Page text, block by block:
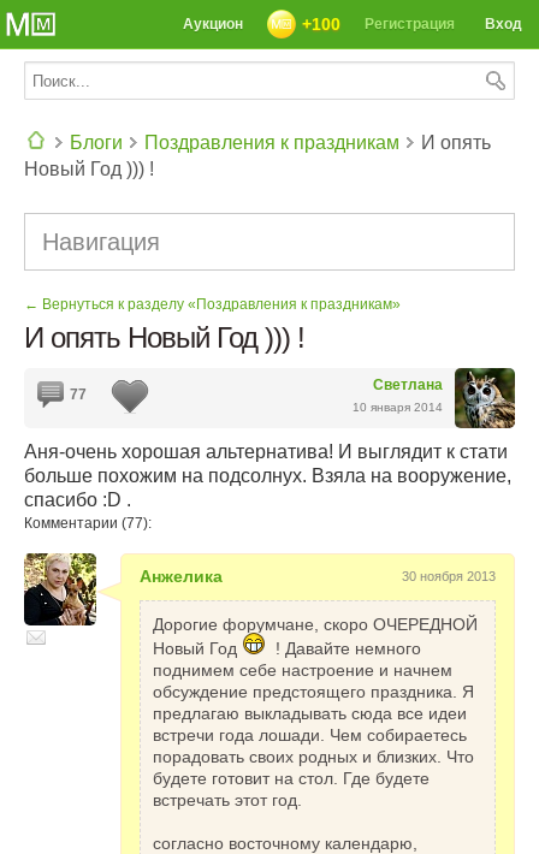
Вход
Регистрация
+100
Аукцион
Блоги Поздравления к праздникам
И опять
Новый Год ))) !
Навигация
← Вернуться к разделу «Поздравления к праздникам»
И опять Новый Год ))) !
Светлана
10 января 2014
77
Аня-очень хорошая альтернатива! И выглядит к стати
больше похожим на подсолнух. Взяла на вооружение,
спасибо :D .
Комментарии (77):
Анжелика 30 ноября 2013
Дорогие форумчане, скоро ОЧЕРЕДНОЙ
Новый Год
! Давайте немного
поднимем себе настроение и начнем
обсуждение предстоящего праздника. Я
предлагаю выкладывать сюда все идеи
встречи года лошади. Чем собираетесь
порадовать своих родных и близких. Что
будете готовит на стол. Где будете
встречать этот год.
согласно восточному календарю,